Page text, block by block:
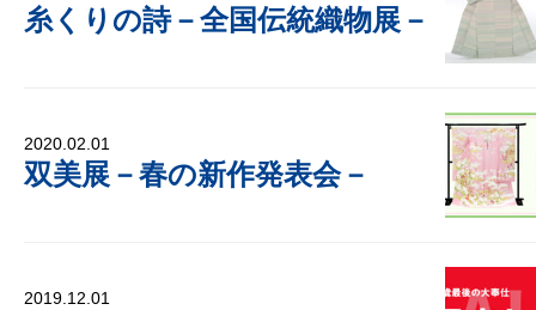
糸くりの詩－全国伝統織物展－
2020.02.01
双美展－春の新作発表会－
2019.12.01